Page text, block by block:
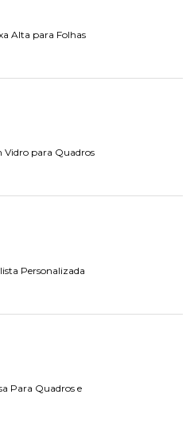
Alta para Folhas
para Quadros
Personalizada
Para Quadros e